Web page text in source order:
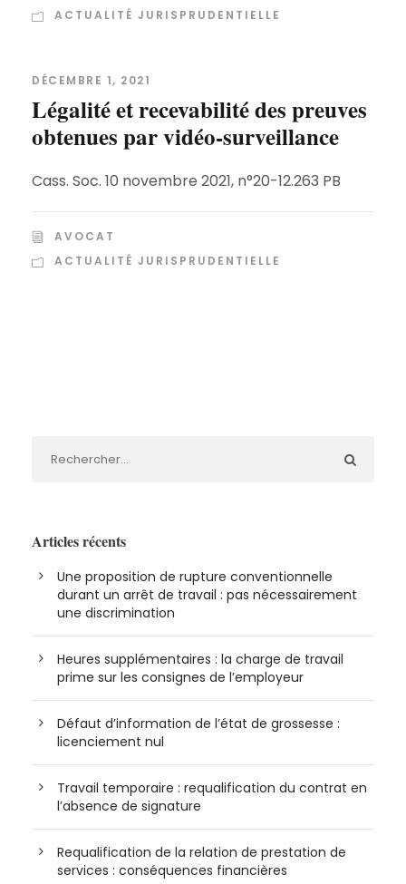
ACTUALITÉ JURISPRUDENTIELLE
DÉCEMBRE 1, 2021
Légalité et recevabilité des preuves
obtenues par vidéo-surveillance
Cass. Soc. 10 novembre 2021, n°20-12.263 PB
AVOCAT
ACTUALITÉ JURISPRUDENTIELLE
Articles récents
Une proposition de rupture conventionnelle
durant un arrêt de travail : pas nécessairement
une discrimination
Heures supplémentaires : la charge de travail
prime sur les consignes de l’employeur
Défaut d’information de l’état de grossesse :
licenciement nul
Travail temporaire : requalification du contrat en
l’absence de signature
Requalification de la relation de prestation de
services : conséquences financières